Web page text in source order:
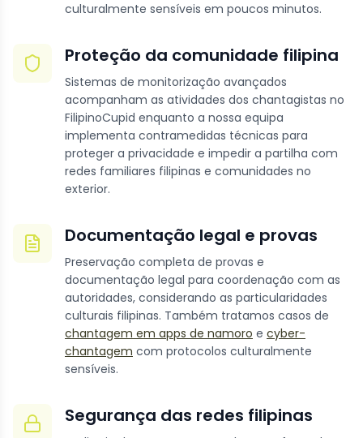
culturalmente sensíveis em poucos minutos.
Proteção da comunidade filipina
Sistemas de monitorização avançados
acompanham as atividades dos chantagistas no
FilipinoCupid enquanto a nossa equipa
implementa contramedidas técnicas para
proteger a privacidade e impedir a partilha com
redes familiares filipinas e comunidades no
exterior.
Documentação legal e provas
Preservação completa de provas e
documentação legal para coordenação com as
autoridades, considerando as particularidades
culturais filipinas. Também tratamos casos de
chantagem em apps de namoro e cyber-
chantagem com protocolos culturalmente
sensíveis.
Segurança das redes filipinas